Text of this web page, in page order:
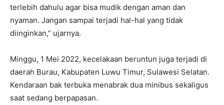
terlebih dahulu agar bisa mudik dengan aman dan
nyaman. Jangan sampai terjadi hal-hal yang tidak
diinginkan,” ujarnya.
Minggu, 1 Mei 2022, kecelakaan beruntun juga terjadi di
daerah Burau, Kabupaten Luwu Timur, Sulawesi Selatan.
Kendaraan bak terbuka menabrak dua minibus sekaligus
saat sedang berpapasan.